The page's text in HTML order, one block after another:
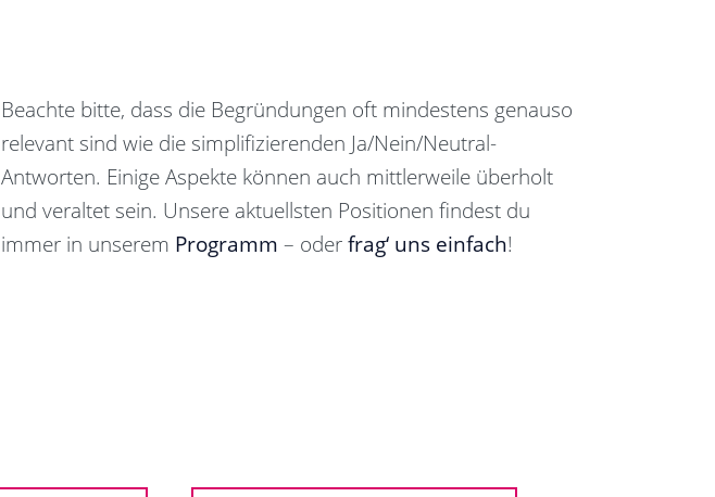
Beachte bitte, dass die Begründungen oft mindestens genauso
relevant sind wie die simplifizierenden Ja/Nein/Neutral-
Antworten. Einige Aspekte können auch mittlerweile überholt
und veraltet sein. Unsere aktuellsten Positionen findest du
immer in unserem Programm – oderfrag‘ uns einfach!